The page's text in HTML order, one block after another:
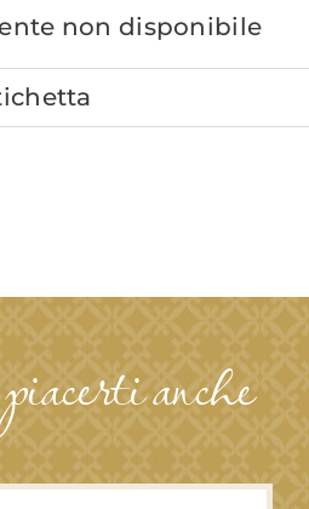
non disponibile
anche